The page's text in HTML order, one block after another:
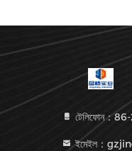
টেলিফোন：
ইমেইল：